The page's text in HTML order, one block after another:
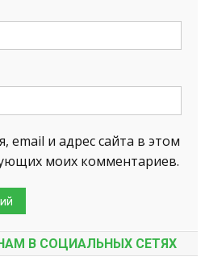
email и адрес сайта в этом
моих комментариев.
В СОЦИАЛЬНЫХ СЕТЯХ